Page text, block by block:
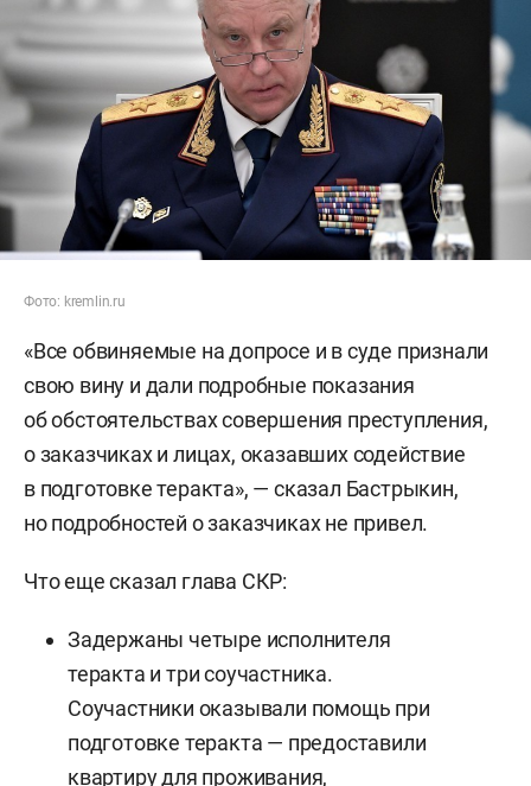
Фото: kremlin.ru
«Все обвиняемые на допросе и в суде признали
свою вину и дали подробные показания
об обстоятельствах совершения преступления,
о заказчиках и лицах, оказавших содействие
в подготовке теракта», — сказал Бастрыкин,
но подробностей о заказчиках не привел.
Что еще сказал глава СКР:
Задержаны четыре исполнителя
теракта и три соучастника.
Соучастники оказывали помощь при
подготовке теракта — предоставили
квартиру для проживания,